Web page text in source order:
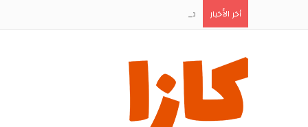
أخر الأخبار مفاجأة في تقديم يونس الدحماني.. الرجاء يستعد